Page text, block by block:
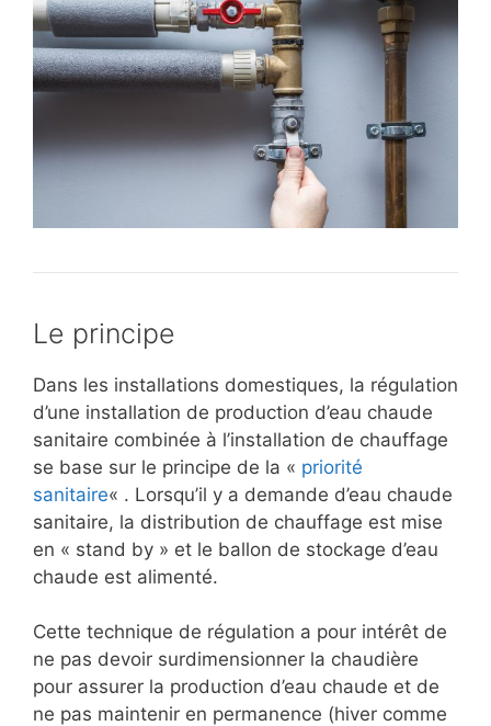
Le principe
Dans les installations domestiques, la régulation
d’une installation de production d’eau chaude
sanitaire combinée à l’installation de chauffage
se base sur le principe de la « priorité
sanitaire« . Lorsqu’il y a demande d’eau chaude
sanitaire, la distribution de chauffage est mise
en « stand by » et le ballon de stockage d’eau
chaude est alimenté.
Cette technique de régulation a pour intérêt de
ne pas devoir surdimensionner la chaudière
pour assurer la production d’eau chaude et de
ne pas maintenir en permanence (hiver comme